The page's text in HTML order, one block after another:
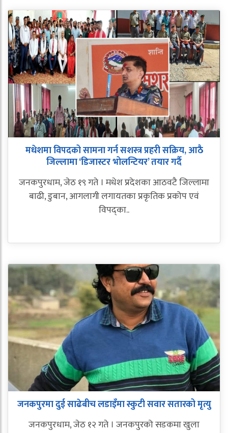
मधेशमा विपदको सामना गर्न सशस्त्र प्रहरी सक्रिय, आठै
जिल्लामा ‘डिजास्टर भोलन्टियर’ तयार गर्दै
जनकपुरधाम, जेठ १९ गते । मधेश प्रदेशका आठवटै जिल्लामा
बाढी, डुबान, आगलागी लगायतका प्रकृतिक प्रकोप एवं
विपद्का..
जनकपुरमा दुई साढेबीच लडाइँमा स्कुटी सवार सतारको मृत्यु
जनकपुरधाम, जेठ १२ गते । जनकपुरको सडकमा खुला